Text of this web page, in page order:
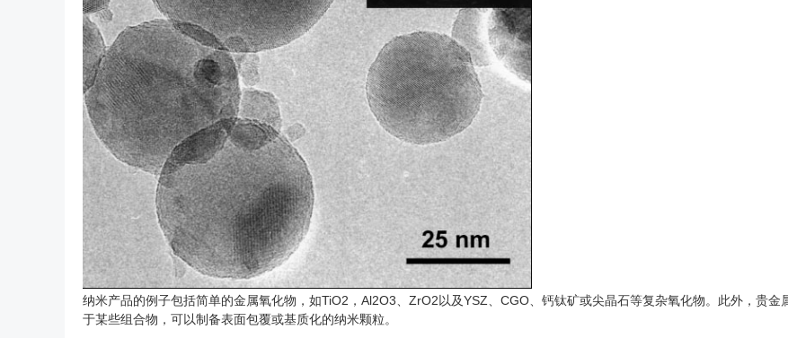
纳米产品的例子包括简单的金属氧化物，如TiO2，Al2O3、ZrO2以及YSZ、CGO、钙钛矿或尖晶石等复杂氧化物。此外，贵
于某些组合物，可以制备表面包覆或基质化的纳米颗粒。